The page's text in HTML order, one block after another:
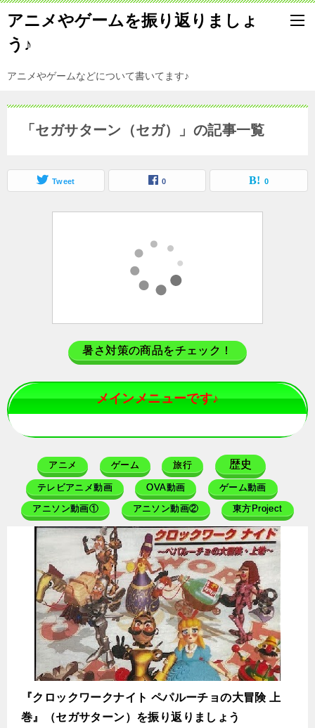
アニメやゲームを振り返りましょ
う♪
アニメやゲームなどについて書いてます♪
「セガサターン（セガ）」の記事一覧
Tweet 0 0
暑さ対策の商品をチェック！
メインメニューです♪
アニメ ゲーム 旅行 歴史
テレビアニメ動画 OVA動画 ゲーム動画
アニソン動画① アニソン動画② 東方Project
『クロックワークナイト ペパルーチョの大冒険 上
巻』（セガサターン）を振り返りましょう